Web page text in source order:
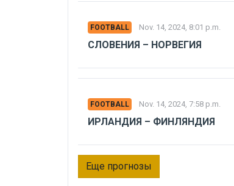
FOOTBALL Nov. 14, 2024, 8:01 p.m.
СЛОВЕНИЯ – НОРВЕГИЯ
FOOTBALL Nov. 14, 2024, 7:58 p.m.
ИРЛАНДИЯ – ФИНЛЯНДИЯ
Еще прогнозы